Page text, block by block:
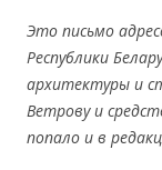
Это письмо
Республики
архитектуры и
Ветрову и
попало и в